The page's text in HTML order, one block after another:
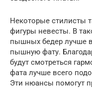
Некоторые стилисты
фигуры невесты. В
пышных бедер лучше
пышную фату.
будут смотреться
фата лучше всего
Эти нюансы помогут